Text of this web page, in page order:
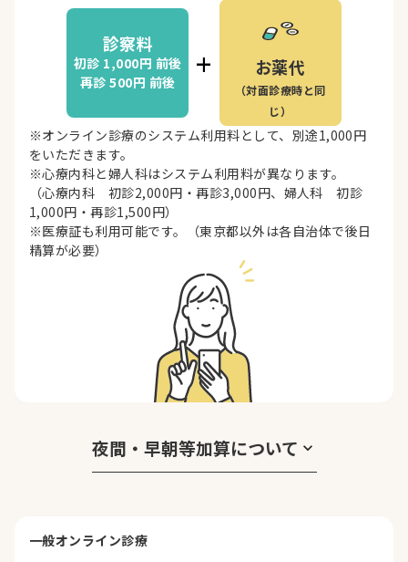
診察料
初診 1,000円 前後
再診 500円 前後 + お薬代
（対面診療時と同
じ）
※オンライン診療のシステム利用料として、別途1,000円
をいただきます。
※心療内科と婦人科はシステム利用料が異なります。
（心療内科 初診2,000円・再診3,000円、婦人科 初診
1,000円・再診1,500円）
※医療証も利用可能です。（東京都以外は各自治体で後日
精算が必要）
夜間・早朝等加算について keyboard_arrow_down
一般オンライン診療